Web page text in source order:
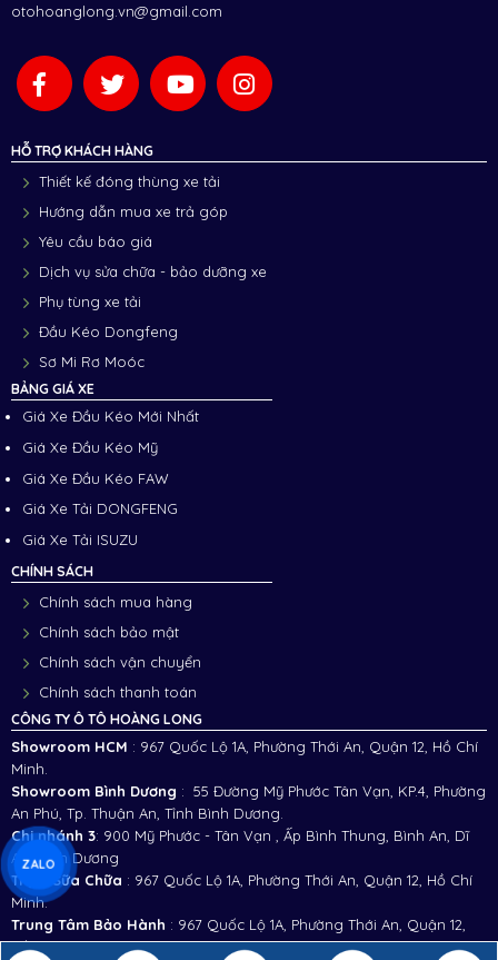
otohoanglong.vn@gmail.com
HỖ TRỢ KHÁCH HÀNG
Thiết kế đóng thùng xe tải
Hướng dẫn mua xe trả góp
Yêu cầu báo giá
Dịch vụ sửa chữa - bảo dưỡng xe
Phụ tùng xe tải
Đầu Kéo Dongfeng
Sơ Mi Rơ Moóc
BẢNG GIÁ XE
Giá Xe Đầu Kéo Mới Nhất
Giá Xe Đầu Kéo Mỹ
Giá Xe Đầu Kéo FAW
Giá Xe Tải DONGFENG
Giá Xe Tải ISUZU
CHÍNH SÁCH
Chính sách mua hàng
Chính sách bảo mật
Chính sách vận chuyển
Chính sách thanh toán
CÔNG TY Ô TÔ HOÀNG LONG
Showroom HCM : 967 Quốc Lộ 1A, Phường Thới An, Quận 12, Hồ Chí
Minh.
Showroom Bình Dương : 55 Đường Mỹ Phước Tân Vạn, KP.4, Phường
An Phú, Tp. Thuận An, Tỉnh Bình Dương.
Chi nhánh 3: 900 Mỹ Phước - Tân Vạn , Ấp Bình Thung, Bình An, Dĩ
An, Bình Dương
Trạm Sữa Chữa : 967 Quốc Lộ 1A, Phường Thới An, Quận 12, Hồ Chí
Minh.
Trung Tâm Bảo Hành : 967 Quốc Lộ 1A, Phường Thới An, Quận 12,
Hồ Chí Minh.
ZALO